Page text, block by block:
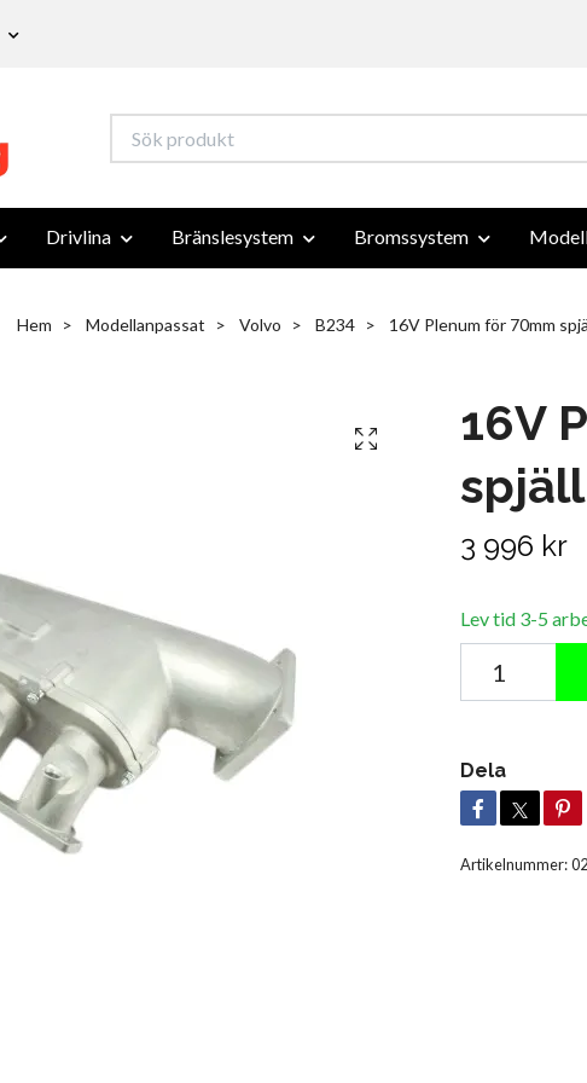
Drivlina Bränslesystem Bromssystem
Hem Modellanpassat Volvo B234 16V Plenum för 70mm
16V
spjäll
3 996 kr
Lev tid 3-5
Dela
Artikelnummer: